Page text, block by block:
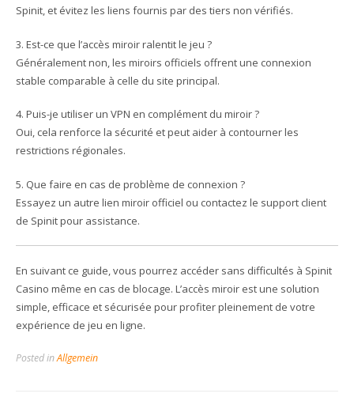
Spinit, et évitez les liens fournis par des tiers non vérifiés.
3. Est-ce que l’accès miroir ralentit le jeu ?
Généralement non, les miroirs officiels offrent une connexion
stable comparable à celle du site principal.
4. Puis-je utiliser un VPN en complément du miroir ?
Oui, cela renforce la sécurité et peut aider à contourner les
restrictions régionales.
5. Que faire en cas de problème de connexion ?
Essayez un autre lien miroir officiel ou contactez le support client
de Spinit pour assistance.
En suivant ce guide, vous pourrez accéder sans difficultés à Spinit
Casino même en cas de blocage. L’accès miroir est une solution
simple, efficace et sécurisée pour profiter pleinement de votre
expérience de jeu en ligne.
Posted inAllgemein